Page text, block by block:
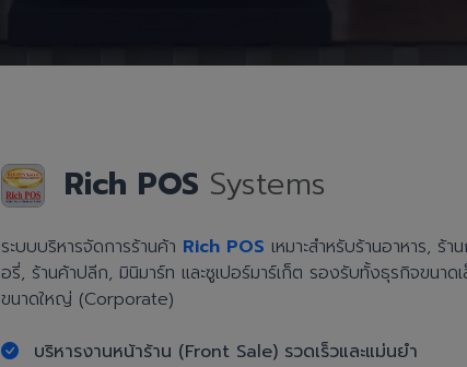
Rich POS Systems
ระบบบริหารจัดการร้านค้า Rich POS เหมาะสำหรับร้านอาหาร, ร้า
อรี่, ร้านค้าปลีก, มินิมาร์ท และซูเปอร์มาร์เก็ต รองรับทั้งธุรกิจขนาด
ขนาดใหญ่ (Corporate)
บริหารงานหน้าร้าน (Front Sale) รวดเร็วและแม่นยำ